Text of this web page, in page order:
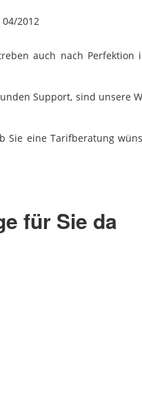
2012
auch nach Perfektion
Support, sind unsere
eine Tarifberatung
für Sie da